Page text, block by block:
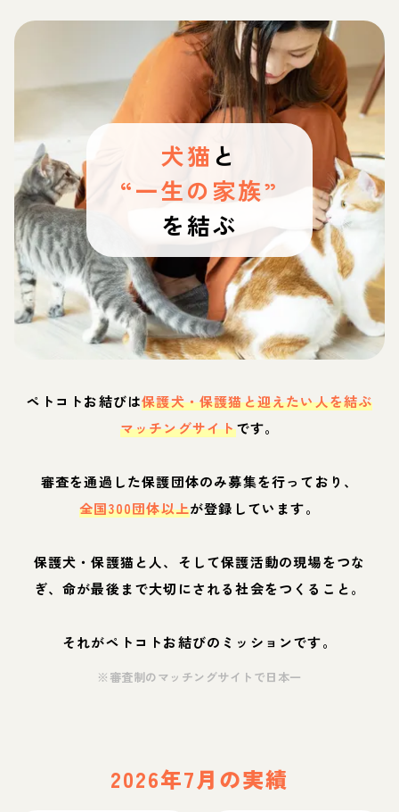
犬猫 と
“一生の家族”
を結ぶ
ペトコトお結びは保護犬・保護猫と迎えたい人を結ぶ
マッチングサイトです。
審査を通過した保護団体のみ募集を行っており、
全国300団体以上が登録しています。
保護犬・保護猫と人、そして保護活動の現場をつな
ぎ、命が最後まで大切にされる社会をつくること。
それがペトコトお結びのミッションです。
※審査制のマッチングサイトで日本一
2026年7月の実績